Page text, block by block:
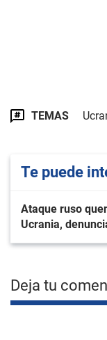
TEMAS
Te puede
Ataque ruso
Ucrania,
Deja tu